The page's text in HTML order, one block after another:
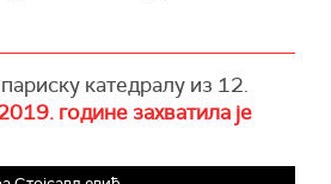
катедралу из 12.
године захватила је